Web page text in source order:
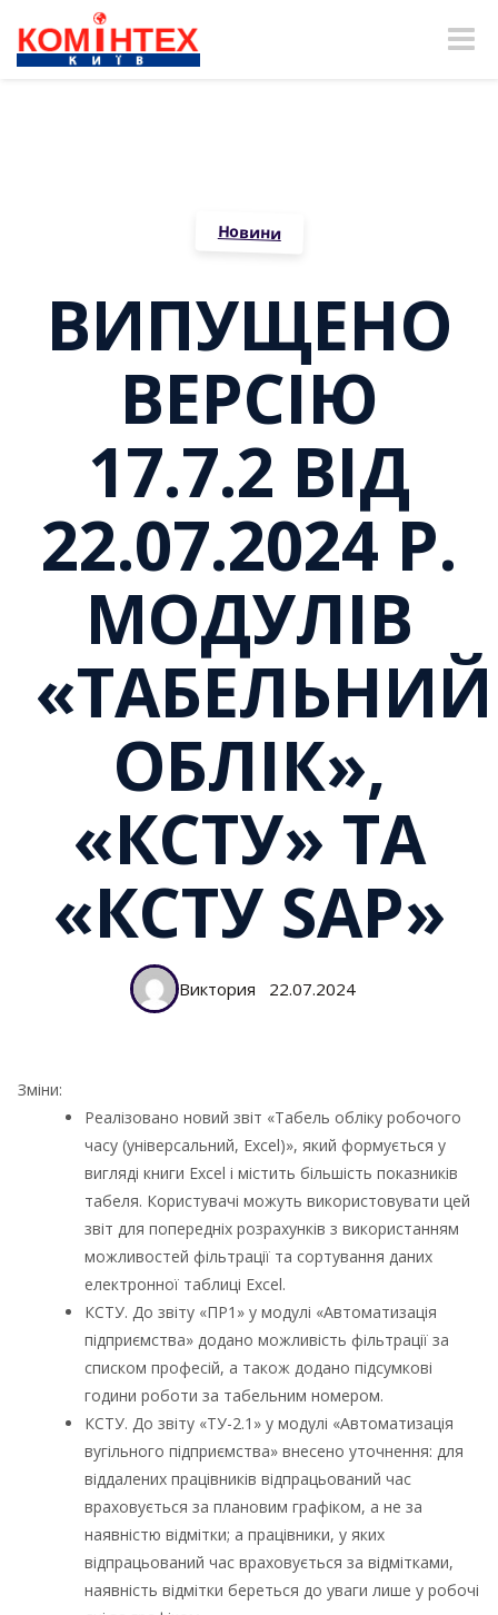
Toggle
Новини
ВИПУЩЕНО
ВЕРСІЮ
17.7.2 ВІД
22.07.2024 Р.
МОДУЛІВ
«ТАБЕЛЬНИЙ
ОБЛІК»,
«КСТУ» ТА
«КСТУ SAP»
Виктория 22.07.2024
Зміни:
Реалізовано новий звіт «Табель обліку робочого
часу (універсальний, Excel)», який формується у
вигляді книги Excel і містить більшість показників
табеля. Користувачі можуть використовувати цей
звіт для попередніх розрахунків з використанням
можливостей фільтрації та сортування даних
електронної таблиці Excel.
КСТУ. До звіту «ПР1» у модулі «Автоматизація
підприємства» додано можливість фільтрації за
списком професій, а також додано підсумкові
години роботи за табельним номером.
КСТУ. До звіту «ТУ-2.1» у модулі «Автоматизація
вугільного підприємства» внесено уточнення: для
віддалених працівників відпрацьований час
враховується за плановим графіком, а не за
наявністю відмітки; а працівники, у яких
відпрацьований час враховується за відмітками,
наявність відмітки береться до уваги лише у робочі